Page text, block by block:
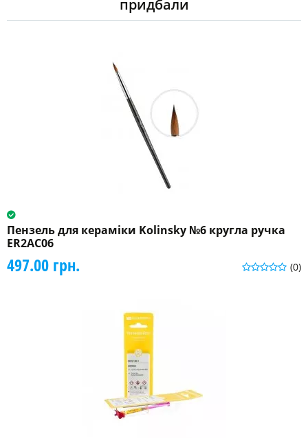
придбали
Пензель для кераміки Kolinsky №6 кругла ручка
ER2AC06
(0)
497.00 грн.